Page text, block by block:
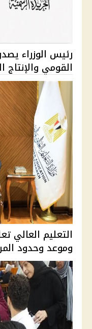
رئيس الوزراء
القومي والإنتاج
التعليم العالي
وموعد وحدود